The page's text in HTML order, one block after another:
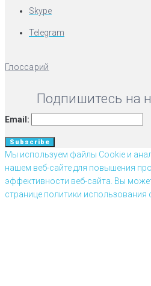
Skype
Telegram
Глоссарий
Подпишитесь на
Email:
Мы используем файлы Cookie и
нашем веб-сайте для повышения
эффективности веб-сайта. Вы
странице политики использования